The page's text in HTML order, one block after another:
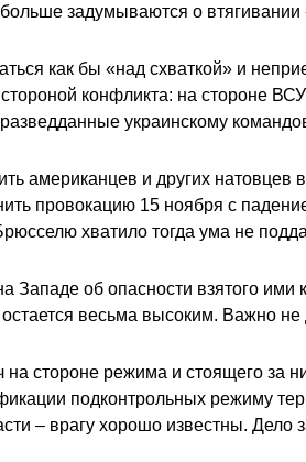
больше задумываются о
как бы «над схваткой» и
стороной конфликта: на
украинскому
американцев и других
провокацию 15 ноября с
хватило тогда ума не
об опасности взятого ими
весьма высоким. Важно не
на стороне режима и стоящего
подконтрольных режиму
– врагу хорошо известны.